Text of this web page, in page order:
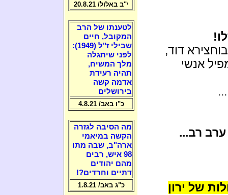
דוד,
אנשי
ערב רב...
של ירון
י"ב באלול/ 20.8.21
לטענתו של הרב
המקובל, חיים
שבילי ז"ל (1949):
לפני שיתגלה
מלך המשיח,
תהיה רעידת
אדמה קשה
בירושלים
כ"ו באב/ 4.8.21
מה הסיבה לגזרה
הקשה במיאמי
ארה"ב, שבה מתו
98 איש, רבים
מהם יהודים
דתיים וחרדים?!
כ"ג באב/ 1.8.21